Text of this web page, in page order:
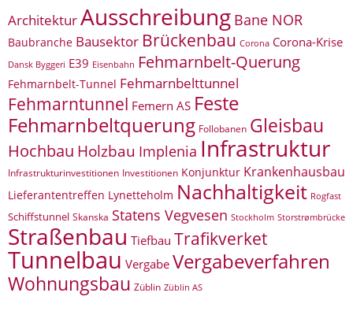
ArchitekturAusschreibung Bane NOR
Baubranche Bausektor Brückenbau Corona Corona-Krise
Dansk Byggeri E39 Eisenbahn Fehmarnbelt-Querung
Fehmarnbelt-Tunnel Fehmarnbelttunnel
Fehmarntunnel Femern AS Feste
Fehmarnbeltquerung Follobanen Gleisbau
Hochbau Holzbau Implenia Infrastruktur
Infrastrukturinvestitionen Investitionen Konjunktur Krankenhausbau
Lieferantentreffen Lynetteholm Nachhaltigkeit Rogfast
Schiffstunnel Skanska Statens Vegvesen Stockholm Storstrømbrücke
Straßenbau Tiefbau Trafikverket
Tunnelbau Vergabe Vergabeverfahren
Wohnungsbau Züblin Züblin AS